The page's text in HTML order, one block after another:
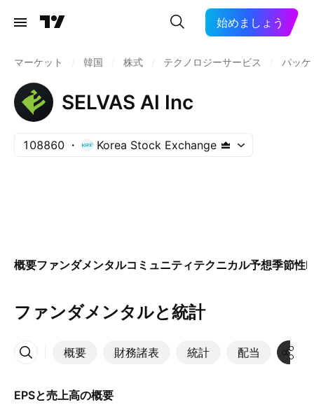
始めましょう
マーケット 韓国 株式 テクノロジーサービス パッ
SELVAS AI Inc
108860 Korea Stock Exchange
概要ファンダメンタルコミュニティテクニカル予想季節性
ファンダメンタルと統計
概要 財務諸表 統計 配当 決算
その他
EPSと売上高の概要